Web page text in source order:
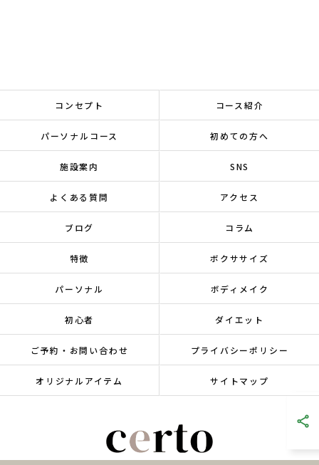
コンセプト コース紹介
パーソナルコース 初めての方へ
施設案内 SNS
よくある質問 アクセス
ブログ コラム
特徴 ボクササイズ
パーソナル ボディメイク
初心者 ダイエット
ご予約・お問い合わせ プライバシーポリシー
オリジナルアイテム サイトマップ